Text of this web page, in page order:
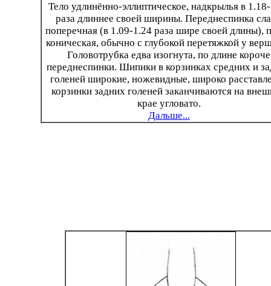
Тело удлинённо-эллиптическое, надкрылья в
раза длиннее своей ширины. Переднеспинка
поперечная (в 1.09-1.24 раза шире своей длины),
коническая, обычно с глубокой перетяжкой у
Головотрубка едва изогнута, по длине короче
переднеспинки. Шипики в корзинках средних и
голеней широкие, ножевидные, широко
корзинки задних голеней заканчиваются на
крае угловато.
Дальше...